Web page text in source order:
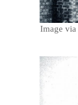
Image via